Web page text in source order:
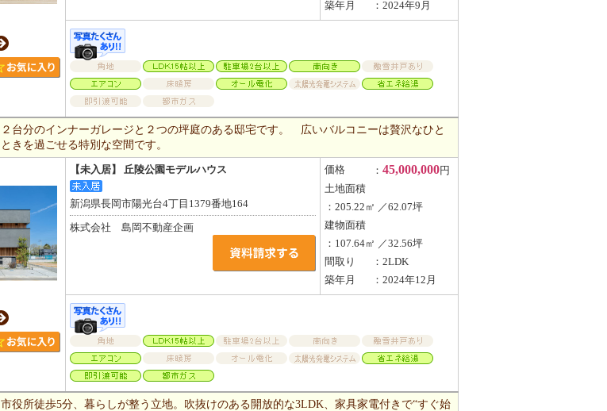
築年月
：2024年9月
２台分のインナーガレージと２つの坪庭のある邸宅です。 広いバルコニーは贅沢なひと
ときを過ごせる特別な空間です。
【未入居】 丘陵公園モデルハウス
新潟県長岡市陽光台4丁目1379番地164
株式会社 島岡不動産企画
価格 ：45,000,000円
土地面積
：205.22㎡ ／62.07坪
建物面積
：107.64㎡ ／32.56坪
間取り
：2LDK
築年月
：2024年12月
市役所徒歩5分、暮らしが整う立地。吹抜けのある開放的な3LDK、家具家電付きで“すぐ始